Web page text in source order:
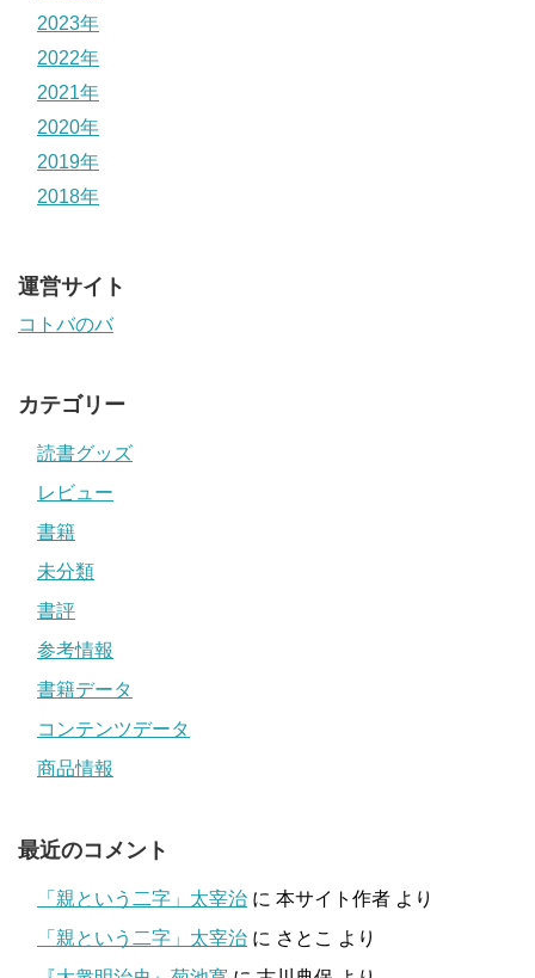
2023年
2022年
2021年
2020年
2019年
2018年
運営サイト
コトバのバ
カテゴリー
読書グッズ
レビュー
書籍
未分類
書評
参考情報
書籍データ
コンテンツデータ
商品情報
最近のコメント
「親という二字」太宰治 に 本サイト作者 より
「親という二字」太宰治 に さとこ より